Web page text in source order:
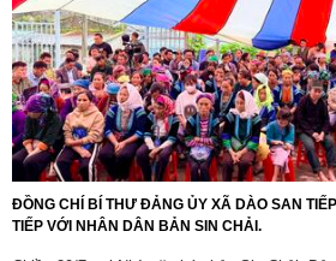
ĐỒNG CHÍ BÍ THƯ ĐẢNG ỦY XÃ DÀO SAN
TIẾP VỚI NHÂN DÂN BẢN SIN CHẢI.